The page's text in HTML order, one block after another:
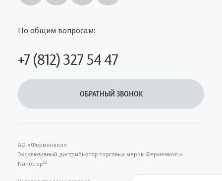
По общим вопросам:
+7 (812) 327 54 47
ОБРАТНЫЙ ЗВОНОК
АО «Ферменкол»
Эксклюзивный дистрибьютор торговых марок Ферменкол и
NanotropSA